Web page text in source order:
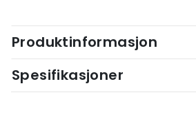
Produktinformasjon
Spesifikasjoner